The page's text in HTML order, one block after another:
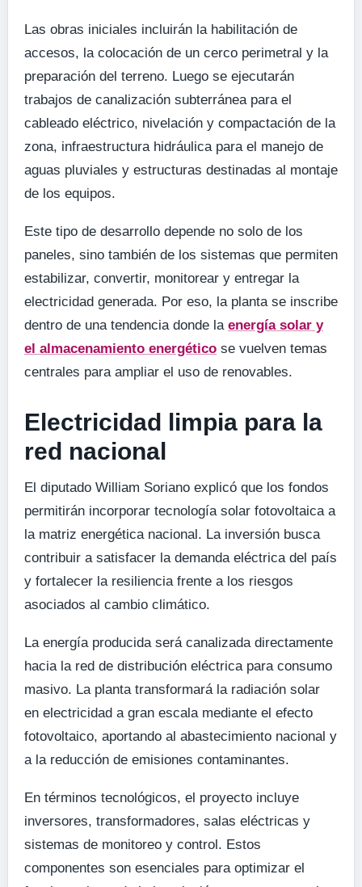
Las obras iniciales incluirán la habilitación de
accesos, la colocación de un cerco perimetral y la
preparación del terreno. Luego se ejecutarán
trabajos de canalización subterránea para el
cableado eléctrico, nivelación y compactación de la
zona, infraestructura hidráulica para el manejo de
aguas pluviales y estructuras destinadas al montaje
de los equipos.
Este tipo de desarrollo depende no solo de los
paneles, sino también de los sistemas que permiten
estabilizar, convertir, monitorear y entregar la
electricidad generada. Por eso, la planta se inscribe
dentro de una tendencia donde la energía solar y
el almacenamiento energético se vuelven temas
centrales para ampliar el uso de renovables.
Electricidad limpia para la
red nacional
El diputado William Soriano explicó que los fondos
permitirán incorporar tecnología solar fotovoltaica a
la matriz energética nacional. La inversión busca
contribuir a satisfacer la demanda eléctrica del país
y fortalecer la resiliencia frente a los riesgos
asociados al cambio climático.
La energía producida será canalizada directamente
hacia la red de distribución eléctrica para consumo
masivo. La planta transformará la radiación solar
en electricidad a gran escala mediante el efecto
fotovoltaico, aportando al abastecimiento nacional y
a la reducción de emisiones contaminantes.
En términos tecnológicos, el proyecto incluye
inversores, transformadores, salas eléctricas y
sistemas de monitoreo y control. Estos
componentes son esenciales para optimizar el